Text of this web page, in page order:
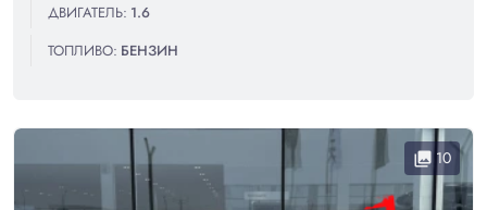
ДВИГАТЕЛЬ: 1.6
ТОПЛИВО: БЕНЗИН
collections 10